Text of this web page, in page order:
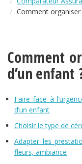
Comment organiser
Comment
d’un enfant
Faire face à
d’un enfant
Choisir le type de
Adapter les
fleurs, ambiance